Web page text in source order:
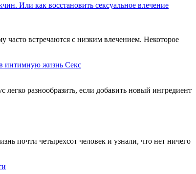
Или как восстановить сексуальное влечение
встречаются с низким влечением. Некоторое
в интимную жизнь Секс
разнообразить, если добавить новый ингредиент
почти четырехсот человек и узнали, что нет ничего